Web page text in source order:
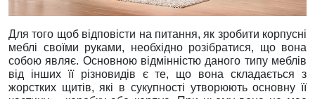
Для того щоб відповісти на питання, як зробити корпусні
меблі своїми руками, необхідно розібратися, що вона
собою являє. Основною відмінністю даного типу меблів
від інших її різновидів є те, що вона складається з
жорстких щитів, які в сукупності утворюють основну її